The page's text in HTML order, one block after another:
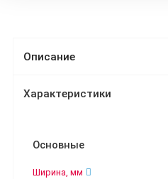
Описание
Характеристики
Основные
Ширина, мм